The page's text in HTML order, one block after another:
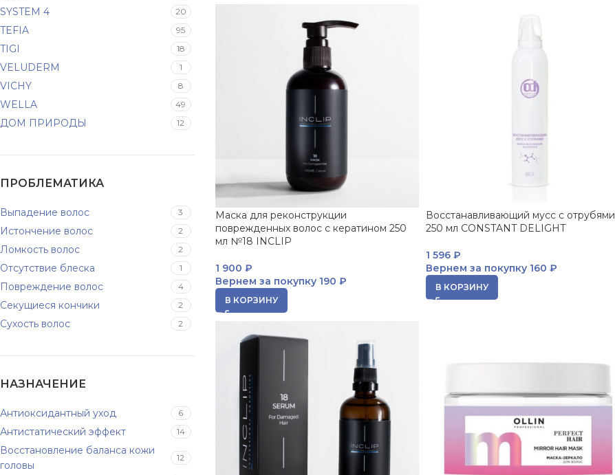
SYSTEM 4 20
TEFIA 95
TIGI 18
VELUDERM 1
VICHY 8
WELLA 49
ДОМ ПРИРОДЫ 12
ПРОБЛЕМАТИКА
Выпадение волос 3
Истончение волос 2
Ломкость волос 2
Отсутствие блеска 1
Повреждение волос 4
Секущиеся кончики 2
Сухость волос 2
НАЗНАЧЕНИЕ
Антиоксидантный уход 6
Антистатический эффект 14
Восстановление баланса кожи
головы
12
Маска для реконструкции
поврежденных волос с кератином 250
мл №18 INCLIP
1 900 ₽
Вернем за покупку190 ₽
В КОРЗИНУ
Восстанавливающий мусс с отрубями
250 мл CONSTANT DELIGHT
1 596₽
Вернем за покупку 160 ₽
В КОРЗИНУ